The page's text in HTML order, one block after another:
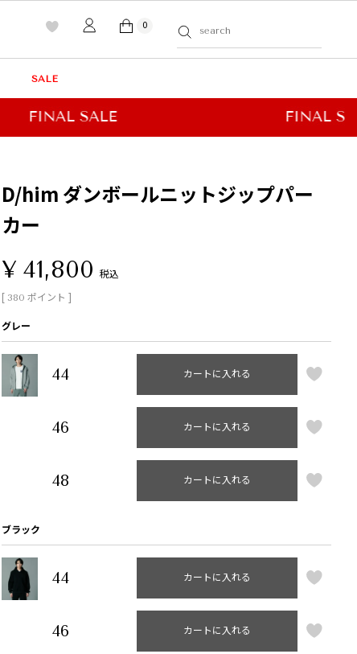
0
SALE
D/him ダンボールニットジップパー
カー
¥ 41,800 税込
[ 380 ポイント ]
グレー
44 カートに入れる
46 カートに入れる
48 カートに入れる
ブラック
44 カートに入れる
46 カートに入れる